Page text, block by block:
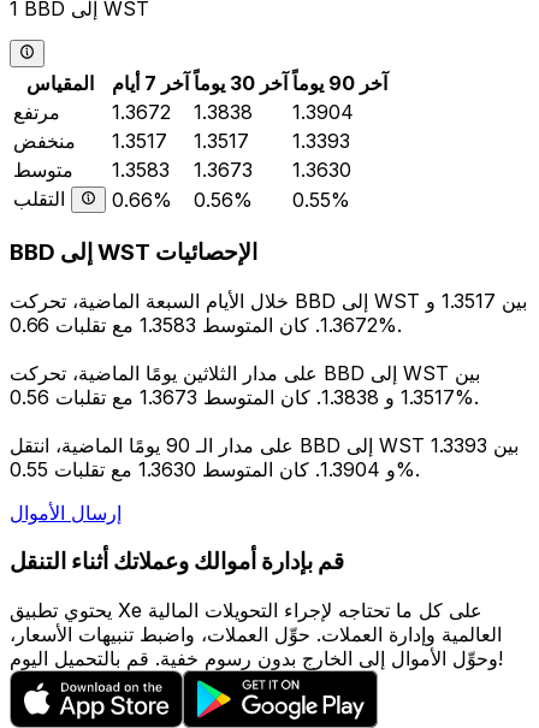
1 BBD إلى WST
المقياس آخر 7 أيام آخر 30 يوماً
آخر 90 يوماً
مرتفع
1.3672 1.3838
1.3904
منخفض
1.3517 1.3517
1.3393
متوسط
1.3583 1.3673
1.3630
التقلب
0.66% 0.56% 0.55%
BBD إلى WST الإحصائيات
خلال الأيام السبعة الماضية، تحركت BBD إلى WST بين 1.3517 و
1.3672. كان المتوسط 1.3583 مع تقلبات 0.66%.
على مدار الثلاثين يومًا الماضية، تحركت BBD إلى WST بين
1.3517 و 1.3838. كان المتوسط 1.3673 مع تقلبات 0.56%.
على مدار الـ 90 يومًا الماضية، انتقل BBD إلى WST بين 1.3393
و 1.3904. كان المتوسط 1.3630 مع تقلبات 0.55%.
إرسال الأموال
قم بإدارة أموالك وعملاتك أثناء التنقل
يحتوي تطبيق Xe على كل ما تحتاجه لإجراء التحويلات المالية
العالمية وإدارة العملات. حوِّل العملات، واضبط تنبيهات الأسعار،
وحوِّل الأموال إلى الخارج بدون رسوم خفية. قم بالتحميل اليوم!